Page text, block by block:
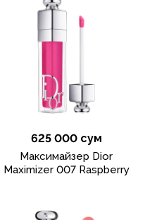
625 000 сум
Максимайзер Dior
Maximizer 007 Raspberry